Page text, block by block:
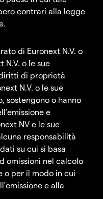
contrari alla legge
di Euronext N.V. o
N.V. o le sue
di proprietà
N.V. o le sue
sostengono o hanno
e
NV e le sue
responsabilità
su cui si basa
omissioni nel calcolo
o per il modo in cui
e alla